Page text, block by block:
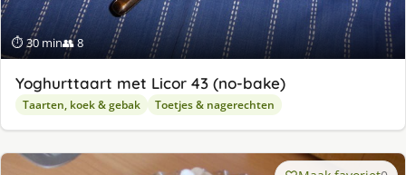
⏱ 30 min👥 8
Yoghurttaart met Licor 43 (no-bake)
Taarten, koek & gebak Toetjes & nagerechten